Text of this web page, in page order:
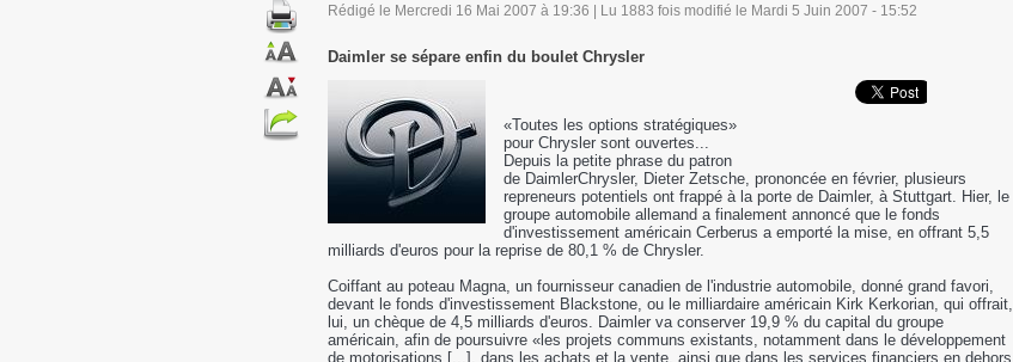
Rédigé le Mercredi 16 Mai 2007 à 19:36 | Lu 1883 fois modifié le Mardi 5 Juin 2007 - 15:52
Daimler se sépare enfin du boulet Chrysler
«Toutes les options stratégiques»
pour Chrysler sont ouvertes...
Depuis la petite phrase du patron
de DaimlerChrysler, Dieter Zetsche, prononcée en février, plusieurs
repreneurs potentiels ont frappé à la porte de Daimler, à Stuttgart. Hier, le
groupe automobile allemand a finalement annoncé que le fonds
d'investissement américain Cerberus a emporté la mise, en offrant 5,5
milliards d'euros pour la reprise de 80,1 % de Chrysler.
Coiffant au poteau Magna, un fournisseur canadien de l'industrie automobile, donné grand favori,
devant le fonds d'investissement Blackstone, ou le milliardaire américain Kirk Kerkorian, qui offrait,
lui, un chèque de 4,5 milliards d'euros. Daimler va conserver 19,9 % du capital du groupe
américain, afin de poursuivre «les projets communs existants, notamment dans le développement
de motorisations [...], dans les achats et la vente, ainsi que dans les services financiers en dehors